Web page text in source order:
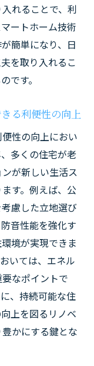
れることで、利
ートホーム技術
簡単になり、日
を取り入れるこ
です。
る利便性の向上
性の向上におい
多くの住宅が老
が新しい生活ス
す。例えば、公
慮した立地選び
音性能を強化す
境が実現できま
いては、エネル
なポイントで
、持続可能な住
上を図るリノベ
かにする鍵とな